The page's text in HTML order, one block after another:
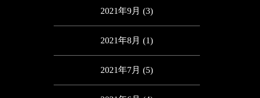
2021年9月 (3)
2021年8月 (1)
2021年7月 (5)